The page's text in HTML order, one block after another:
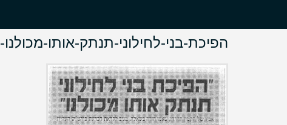
הפיכת-בני-לחילוני-תנתק-אותו-מכולנו-5.9.2010